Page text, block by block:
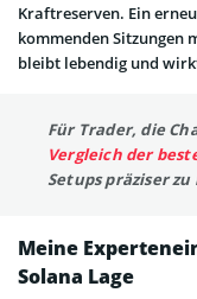
Kraftreserven. Ein
kommenden
bleibt lebendig und
Für Trader, die
Vergleich der
Setups präziser
Meine
Solana Lage